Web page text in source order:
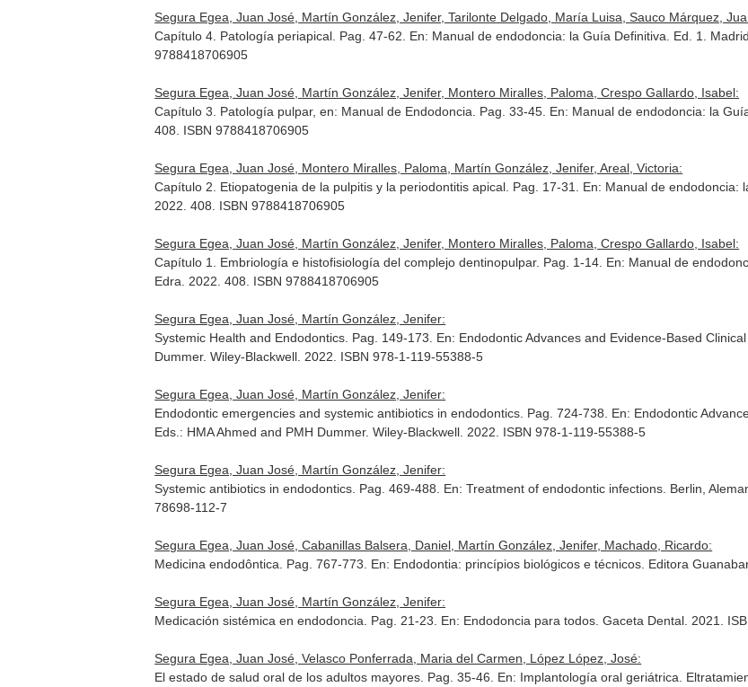
Segura Egea, Juan José, Martín González, Jenifer, Tarilonte Delgado, María Luisa, Sauco Márquez,
Capítulo 4. Patología periapical. Pag. 47-62. En: Manual de endodoncia: la Guía Definitiva . Ed. 1.
9788418706905
Segura Egea, Juan José, Martín González, Jenifer, Montero Miralles, Paloma, Crespo Gallardo, Isabel:
Capítulo 3. Patología pulpar, en: Manual de Endodoncia. Pag. 33-45. En: Manual de endodoncia: la
408. ISBN 9788418706905
Segura Egea, Juan José, Montero Miralles, Paloma, Martín González, Jenifer, Areal, Victoria:
Capítulo 2. Etiopatogenia de la pulpitis y la periodontitis apical. Pag. 17-31. En: Manual de endodoncia:
2022. 408. ISBN 9788418706905
Segura Egea, Juan José, Martín González, Jenifer, Montero Miralles, Paloma, Crespo Gallardo, Isabel:
Capítulo 1. Embriología e histofisiología del complejo dentinopulpar. Pag. 1-14. En: Manual de
Edra. 2022. 408. ISBN 9788418706905
Segura Egea, Juan José, Martín González, Jenifer:
Systemic Health and Endodontics. Pag. 149-173. En: Endodontic Advances and Evidence-Based
Dummer. Wiley-Blackwell. 2022. ISBN 978-1-119-55388-5
Segura Egea, Juan José, Martín González, Jenifer:
Endodontic emergencies and systemic antibiotics in endodontics. Pag. 724-738. En: Endodontic
Eds.: HMA Ahmed and PMH Dummer. Wiley-Blackwell. 2022. ISBN 978-1-119-55388-5
Segura Egea, Juan José, Martín González, Jenifer:
Systemic antibiotics in endodontics. Pag. 469-488. En: Treatment of endodontic infections . Berlin,
78698-112-7
Segura Egea, Juan José, Cabanillas Balsera, Daniel, Martín González, Jenifer, Machado, Ricardo:
Medicina endodôntica. Pag. 767-773. En: Endodontia: princípios biológicos e técnicos . Editora
Segura Egea, Juan José, Martín González, Jenifer:
Medicación sistémica en endodoncia. Pag. 21-23. En: Endodoncia para todos . Gaceta Dental. 2021.
Segura Egea, Juan José, Velasco Ponferrada, Maria del Carmen, López López, José:
El estado de salud oral de los adultos mayores. Pag. 35-46. En: Implantología oral geriátrica.